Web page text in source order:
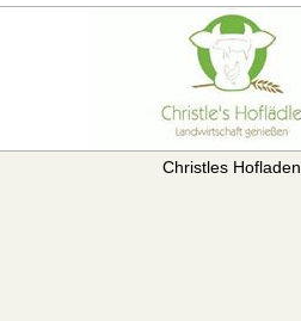
Christles Hofladen